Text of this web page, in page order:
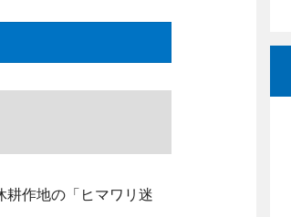
作地の「ヒマワリ迷